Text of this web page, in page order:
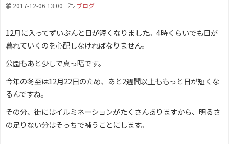
2017-12-06 13:00 ブログ
12月に入ってずいぶんと日が短くなりました。4時くらいでも日が
暮れていくのを心配しなければなりません。
公園もあと少しで真っ暗です。
今年の冬至は12月22日のため、あと2週間以上ももっと日が短くな
るんですね。
その分、街にはイルミネーションがたくさんありますから、明るさ
の足りない分はそっちで補うことにします。